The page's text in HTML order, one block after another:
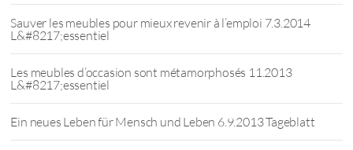
Sauver les meubles pour mieux revenir à l’emploi 7.3.2014
L&#8217;essentiel
Les meubles d’occasion sont métamorphosés 11.2013
L&#8217;essentiel
Ein neues Leben für Mensch und Leben 6.9.2013 Tageblatt